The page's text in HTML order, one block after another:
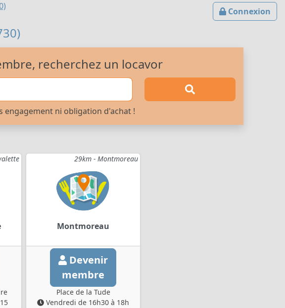
Connexion
recherchez un locavor
engagement ni obligation d'achat !
29km - Montmoreau
Montmoreau
Devenir
membre
Place de la Tude
Vendredi de 16h30 à 18h